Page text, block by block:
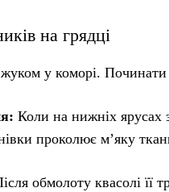
на грядці
у коморі. Починати
Коли на нижніх ярусах
проколює м’яку
обмолоту квасолі її